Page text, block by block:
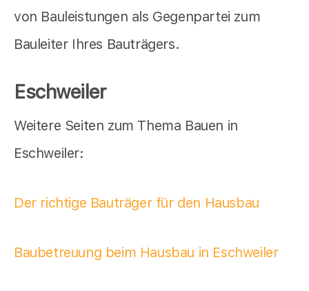
von Bauleistungen als Gegenpartei zum
Bauleiter Ihres Bauträgers.
Eschweiler
Weitere Seiten zum Thema Bauen in
Eschweiler:
Der richtige Bauträger für den Hausbau
Baubetreuung beim Hausbau in Eschweiler